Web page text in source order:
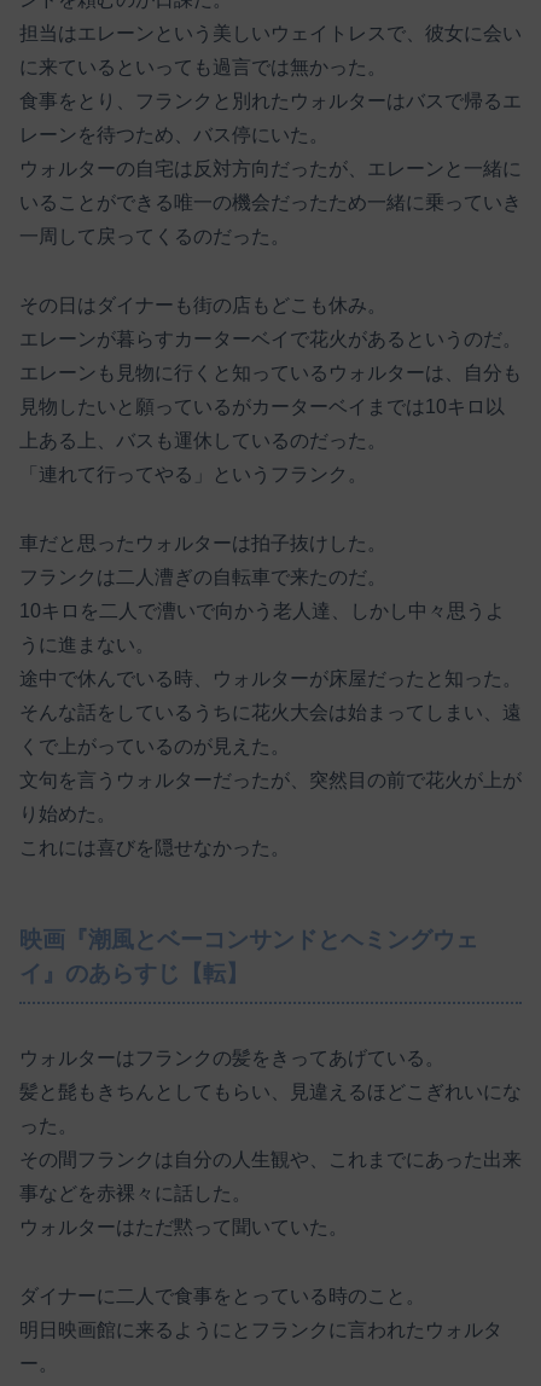
担当はエレーンという美しいウェイトレスで、彼女に会い
に来ているといっても過言では無かった。
食事をとり、フランクと別れたウォルターはバスで帰るエ
レーンを待つため、バス停にいた。
ウォルターの自宅は反対方向だったが、エレーンと一緒に
いることができる唯一の機会だったため一緒に乗っていき
一周して戻ってくるのだった。
その日はダイナーも街の店もどこも休み。
エレーンが暮らすカーターベイで花火があるというのだ。
エレーンも見物に行くと知っているウォルターは、自分も
見物したいと願っているがカーターベイまでは10キロ以
上ある上、バスも運休しているのだった。
「連れて行ってやる」というフランク。
車だと思ったウォルターは拍子抜けした。
フランクは二人漕ぎの自転車で来たのだ。
10キロを二人で漕いで向かう老人達、しかし中々思うよ
うに進まない。
途中で休んでいる時、ウォルターが床屋だったと知った。
そんな話をしているうちに花火大会は始まってしまい、遠
くで上がっているのが見えた。
文句を言うウォルターだったが、突然目の前で花火が上が
り始めた。
これには喜びを隠せなかった。
映画『潮風とベーコンサンドとヘミングウェ
イ』のあらすじ【転】
ウォルターはフランクの髪をきってあげている。
髪と髭もきちんとしてもらい、見違えるほどこぎれいにな
った。
その間フランクは自分の人生観や、これまでにあった出来
事などを赤裸々に話した。
ウォルターはただ黙って聞いていた。
ダイナーに二人で食事をとっている時のこと。
明日映画館に来るようにとフランクに言われたウォルタ
ー。